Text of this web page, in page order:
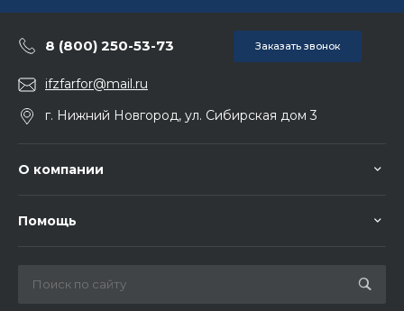
8 (800) 250-53-73 Заказать звонок
ifzfarfor@mail.ru
г. Нижний Новгород, ул. Сибирская дом 3
О компании
Помощь